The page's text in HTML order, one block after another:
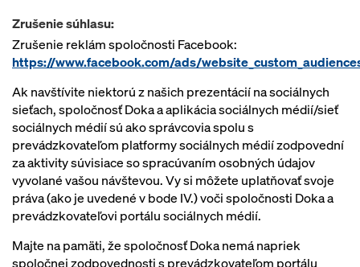
Zrušenie súhlasu:
Zrušenie reklám spoločnosti Facebook:
https://www.facebook.com/ads/
Ak navštívite niektorú z našich prezentácií na sociálnych
sieťach, spoločnosť Doka a aplikácia sociálnych médií/sieť
sociálnych médií sú ako správcovia spolu s
prevádzkovateľom platformy sociálnych médií zodpovední
za aktivity súvisiace so spracúvaním osobných údajov
vyvolané vašou návštevou. Vy si môžete uplatňovať svoje
práva (ako je uvedené v bode IV.) voči spoločnosti Doka a
prevádzkovateľovi portálu sociálnych médií.
Majte na pamäti, že spoločnosť Doka nemá napriek
spoločnej zodpovednosti s prevádzkovateľom portálu